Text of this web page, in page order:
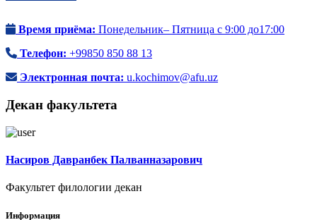
Время приёма: Понедельник– Пятница с 9:00 до17:00
Телефон: +99850 850 88 13
Электронная почта: u.kochimov@afu.uz
Декан факультета
Насиров Давранбек Палванназарович
Факультет филологии декан
Информация